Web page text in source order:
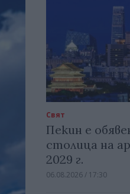
Свят
Пекин е
столица на
2029 г.
06.08.2026 / 17:30